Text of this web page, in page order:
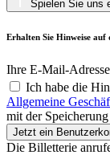
Spielen Sie uns
Erhalten Sie Hinweise auf
Ihre E-Mail-Adresse
Ich habe die
Allgemeine
mit der
Jetzt ein
Die Billetterie